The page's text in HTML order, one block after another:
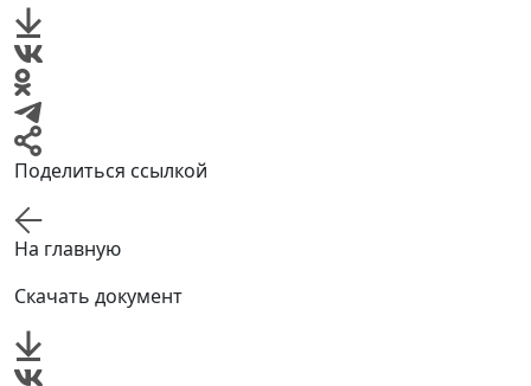
Поделиться ссылкой
На главную
Скачать документ